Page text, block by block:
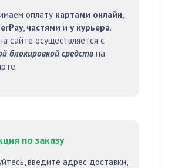
оплату картами онлайн,
, частями и у курьера.
сайте осуществляется с
блокировкой средств на
по заказу
введите адрес доставки,